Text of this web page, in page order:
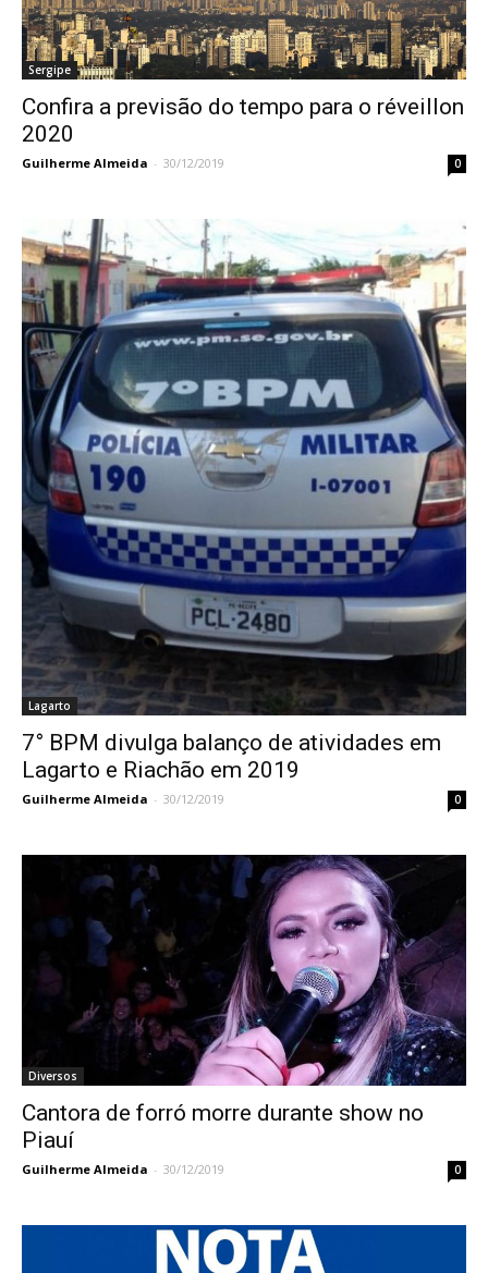
Sergipe
Confira a previsão do tempo para o réveillon
2020
Guilherme Almeida - 30/12/2019 0
Lagarto
7° BPM divulga balanço de atividades em
Lagarto e Riachão em 2019
Guilherme Almeida - 30/12/2019 0
Diversos
Cantora de forró morre durante show no
Piauí
Guilherme Almeida - 30/12/2019 0